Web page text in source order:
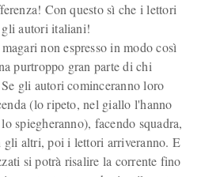
Con questo sì che i lettori
autori italiani!
non espresso in modo così
purtroppo gran parte di chi
gli autori cominceranno loro
(lo ripeto, nel giallo l'hanno
spiegheranno), facendo squadra,
gli altri, poi i lettori arriveranno. E
si potrà risalire la corrente fino